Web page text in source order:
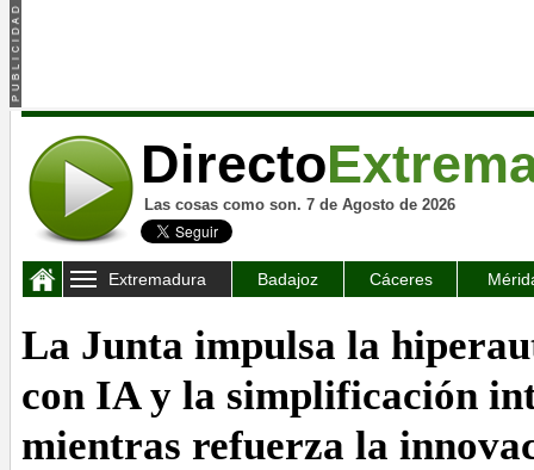
Directo
Las cosas como son. 7 de Agosto de 2026
Extremadura Badajoz Cáceres
La Junta impulsa la
con IA y la simplificación
mientras refuerza la